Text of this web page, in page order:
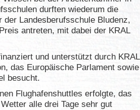
durften wiederum die
der Landesberufsschule Bludenz,
antreten, mit dabei der KRAL
und unterstützt durch KRAL
das Europäische Parlament sowie
besucht.
Flughafenshuttles erfolgte, das
alle drei Tage sehr gut